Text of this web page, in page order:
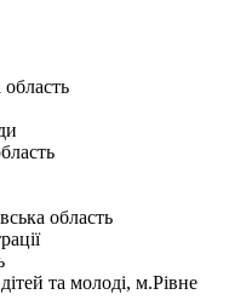
область
та молоді, м.Рівне